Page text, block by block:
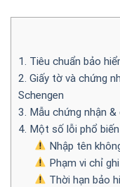
1. Tiêu chuẩn bảo
2. Giấy tờ và chứng
Schengen
3. Mẫu chứng nhận &
4. Một số lỗi phổ
Nhập tên
Phạm vi chỉ
Thời hạn bảo